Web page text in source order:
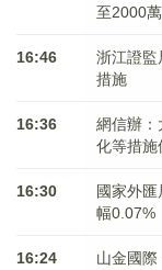
至2000
16:46
浙江證監
措施
16:36
網信辦：
化等措施
16:30
國家外
幅0.07%
16:24 山金國際